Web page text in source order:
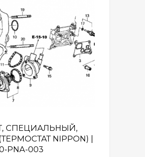
СПЕЦИАЛЬНЫЙ,
NIPPON) |
PNA-003